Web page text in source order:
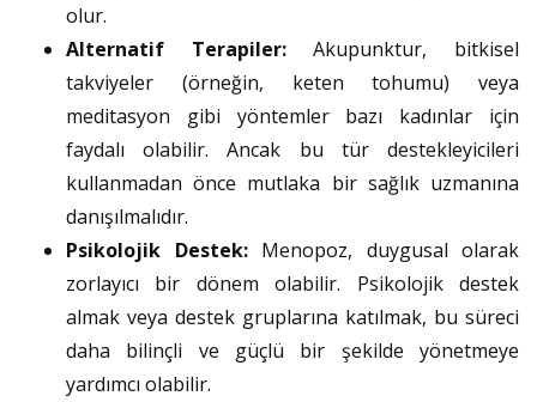
olur.
Alternatif Terapiler:Akupunktur, bitkisel
takviyeler (örneğin, keten tohumu) veya
meditasyon gibi yöntemler bazı kadınlar için
faydalı olabilir. Ancak bu tür destekleyicileri
kullanmadan önce mutlaka bir sağlık uzmanına
danışılmalıdır.
Psikolojik Destek:Menopoz, duygusal olarak
zorlayıcı bir dönem olabilir. Psikolojik destek
almak veya destek gruplarına katılmak, bu süreci
daha bilinçli ve güçlü bir şekilde yönetmeye
yardımcı olabilir.